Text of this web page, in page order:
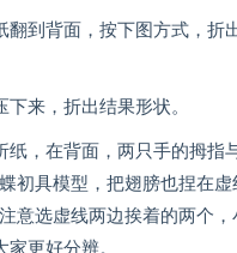
到背面，按下图方式，折
来，折出结果形状。
，在背面，两只手的拇指
初具模型，把翅膀也捏在虚
意选虚线两边挨着的两个，
更好分辨。